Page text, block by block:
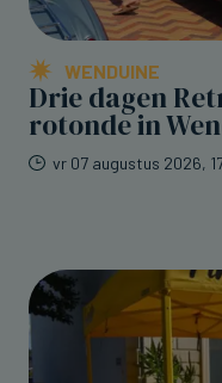
WENDUINE
Drie dagen
rotonde in
vr 07 augustus 2026,